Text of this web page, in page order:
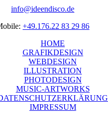
info@ideendisco.de
+49.176.22 83 29 86
HOME
GRA­FIK­DE­SIGN
WEB­DE­SIGN
ILLUS­TRA­TI­ON
PHO­TO­DE­SIGN
MUSIC-ART­WORKS
IMPRES­SUM